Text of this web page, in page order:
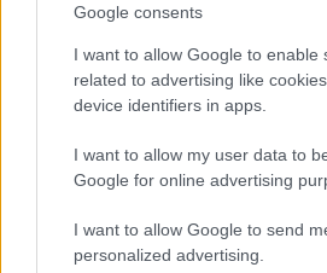
Google consents
I want to allow Google to enable
related to advertising like
device identifiers in apps.
I want to allow my user data to
Google for online advertising
I want to allow Google to send
personalized advertising.